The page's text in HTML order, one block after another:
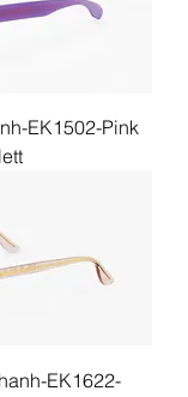
EK1502-Pink
EK1622-